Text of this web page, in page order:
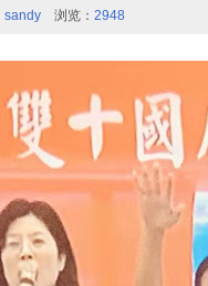
sandy 浏览： 2948